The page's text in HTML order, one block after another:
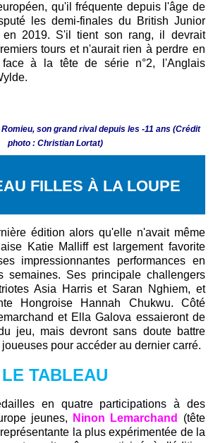
qu'il fréquente depuis l'âge de
les demi-finales du British Junior
2019. S'il tient son rang, il devrait
tours et n'aurait rien à perdre en
à la tête de série n°2, l'Anglais
son grand rival depuis les -11 ans (Crédit
photo : Christian Lortat)
FILLES À LA LOUPE
édition alors qu'elle n'avait même
Katie Malliff est largement favorite
impressionnantes performances en
semaines. Ses principale challengers
Asia Harris et Saran Nghiem, et
Hongroise Hannah Chukwu. Côté
et Ella Galova essaieront de
jeu, mais devront sans doute battre
pour accéder au dernier carré.
LE TABLEAU
en quatre participations à des
jeunes,
Ninon Lemarchand
(tête
la plus expérimentée de la